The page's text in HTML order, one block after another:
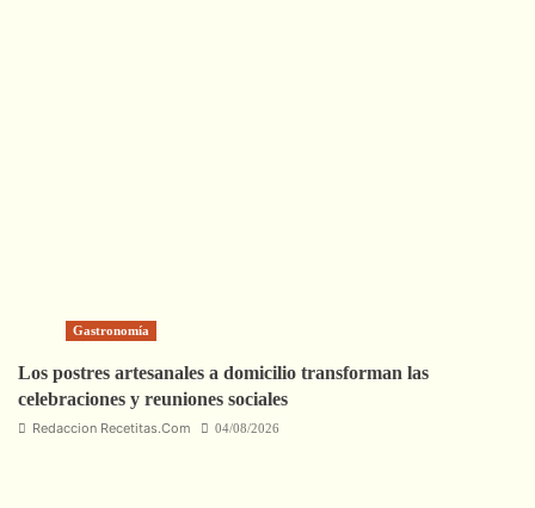
Gastronomía
Los postres artesanales a domicilio transforman las
celebraciones y reuniones sociales
Redaccion Recetitas.Com 04/08/2026